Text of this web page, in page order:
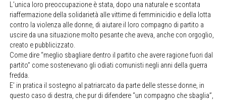
L’unica loro preoccupazione è stata, dopo una naturale e scontata
riaffermazione della solidarietà alle vittime di femminicidio e della lotta
contro la violenza alle donne, di aiutare il loro compagno di partito a
uscire da una situazione molto pesante che aveva, anche con orgoglio,
creato e pubblicizzato.
Come dire “meglio sbagliare dentro il partito che avere ragione fuori dal
partito” come sostenevano gli odiati comunisti negli anni della guerra
fredda.
E’ in pratica il sostegno al patriarcato da parte delle stesse donne, in
questo caso di destra, che pur di difendere “un compagno che sbaglia”,